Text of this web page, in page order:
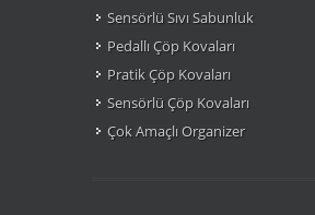
Sensörlü Sıvı Sabunluk
Pedallı Çöp Kovaları
Pratik Çöp Kovaları
Sensörlü Çöp Kovaları
Çok Amaçlı Organizer